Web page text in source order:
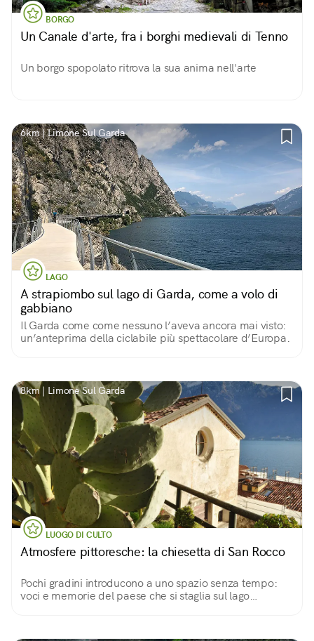
BORGO
Un Canale d'arte, fra i borghi medievali di Tenno
Un borgo spopolato ritrova la sua anima nell'arte
6km | Limone Sul Garda
LAGO
A strapiombo sul lago di Garda, come a volo di
gabbiano
Il Garda come come nessuno l’aveva ancora mai visto:
un’anteprima della ciclabile più spettacolare d’Europa.
8km | Limone Sul Garda
LUOGO DI CULTO
Atmosfere pittoresche: la chiesetta di San Rocco
Pochi gradini introducono a uno spazio senza tempo:
voci e memorie del paese che si staglia sul lago